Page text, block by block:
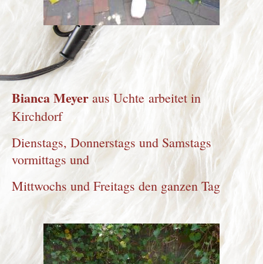
Bianca Meyer aus Uchte arbeitet in
Kirchdorf
Dienstags, Donnerstags und Samstags
vormittags und
Mittwochs und Freitags den ganzen Tag